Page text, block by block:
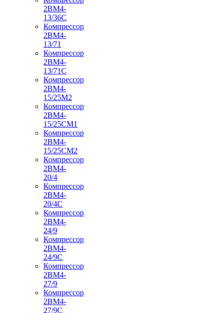
2ВМ4-
13/36С
Компрессор
2ВМ4-
13/71
Компрессор
2ВМ4-
13/71С
Компрессор
2ВМ4-
15/25М2
Компрессор
2ВМ4-
15/25СМ1
Компрессор
2ВМ4-
15/25СМ2
Компрессор
2ВМ4-
20/4
Компрессор
2ВМ4-
20/4С
Компрессор
2ВМ4-
24/9
Компрессор
2ВМ4-
24/9С
Компрессор
2ВМ4-
27/9
Компрессор
2ВМ4-
27/9С